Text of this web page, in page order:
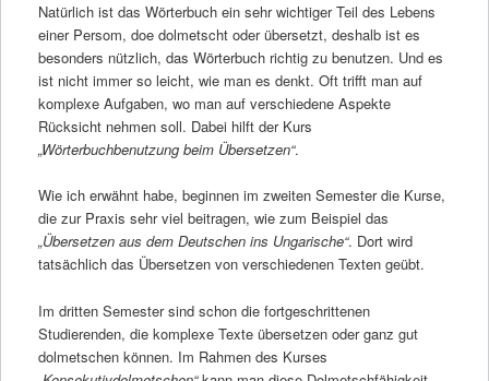
Natürlich ist das Wörterbuch ein sehr wichtiger Teil des Lebens
einer Persom, doe dolmetscht oder übersetzt, deshalb ist es
besonders nützlich, das Wörterbuch richtig zu benutzen. Und es
ist nicht immer so leicht, wie man es denkt. Oft trifft man auf
komplexe Aufgaben, wo man auf verschiedene Aspekte
Rücksicht nehmen soll. Dabei hilft der Kurs
„Wörterbuchbenutzung beim Übersetzen“.
Wie ich erwähnt habe, beginnen im zweiten Semester die Kurse,
die zur Praxis sehr viel beitragen, wie zum Beispiel das
„Übersetzen aus dem Deutschen ins Ungarische“. Dort wird
tatsächlich das Übersetzen von verschiedenen Texten geübt.
Im dritten Semester sind schon die fortgeschrittenen
Studierenden, die komplexe Texte übersetzen oder ganz gut
dolmetschen können. Im Rahmen des Kurses